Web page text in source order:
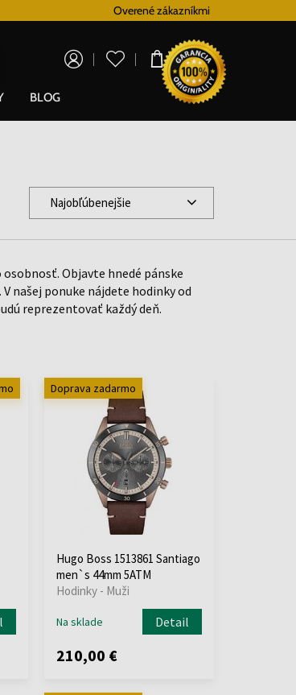
Overené zákazníkmi
0,00 €
BLOG
Najobľúbenejšie
Objavte hnedé pánske
našej ponuke nájdete hodinky od
reprezentovať každý deň.
Doprava zadarmo
Hugo Boss 1513861 Santiago
men`s 44mm 5ATM
Hodinky - Muži
Na sklade Detail
210,00 €